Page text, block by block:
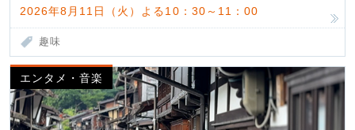
2026年8月11日（火）よる10：30～11：00
趣味
エンタメ・音楽